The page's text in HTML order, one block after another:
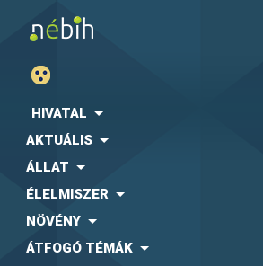
HIVATAL
AKTUÁLIS
ÁLLAT
ÉLELMISZER
NÖVÉNY
ÁTFOGÓ TÉMÁK